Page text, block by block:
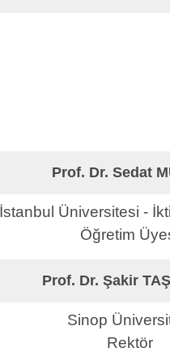
Prof. Dr. Sedat
İstanbul Üniversitesi -
Öğretim
Prof. Dr. Şakir
Sinop
Rektör